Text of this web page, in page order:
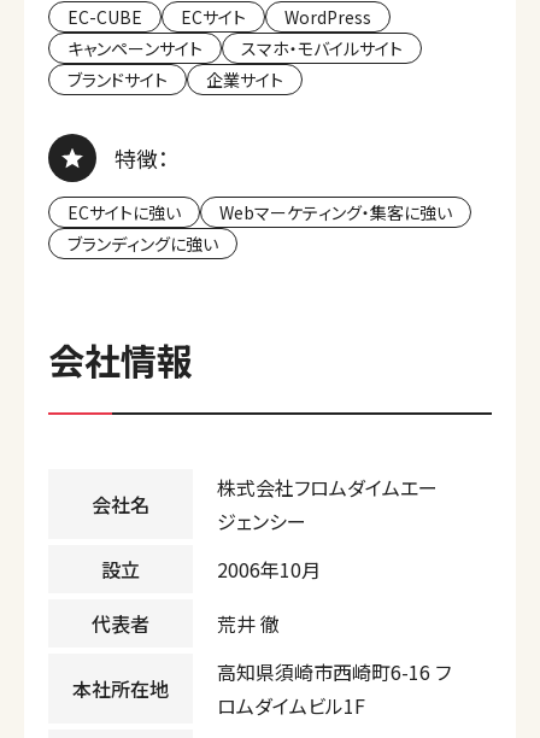
EC-CUBE ECサイト
WordPress
キャンペーンサイト
スマホ・モバイルサイト
ブランドサイト
企業サイト
特徴：
ECサイトに強い
Webマーケティング・集客に強い
ブランディングに強い
会社情報
会社名
株式会社フロムダイムエー
ジェンシー
設立
2006年10月
代表者
荒井 徹
本社所在地
高知県須崎市西崎町6-16 フ
ロムダイムビル1F